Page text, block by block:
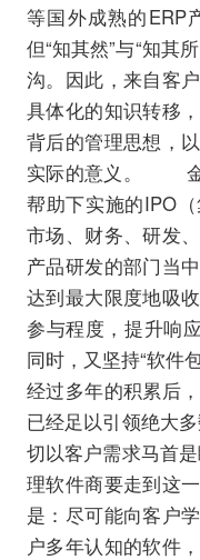
等国外成熟的ERP
但“知其然”与“知其
沟。因此，来自客
具体化的知识转移
背后的管理思想，
实际的意义。 金
帮助下实施的IPO
市场、财务、研发
产品研发的部门当
达到最大限度地吸
参与程度，提升
同时，又坚持“软件
经过多年的积累后
已经足以引领绝大
切以客户需求马首
理软件商要走到这
是：尽可能向客户
户多年认知的软件